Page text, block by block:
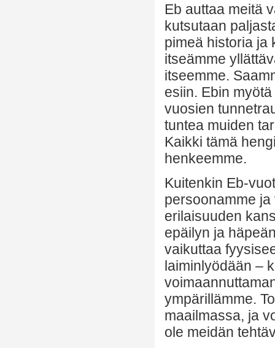
Eb auttaa meitä
kutsutaan
pimeä historia ja
itseämme
itseemme.
esiin. Ebin
vuosien
tuntea muiden
Kaikki tämä
henkeemme.
Kuitenkin Eb-
persoonamme
erilaisuuden
epäilyn ja
vaikuttaa
laiminlyödään –
ympärillämme.
maailmassa, ja
ole meidän